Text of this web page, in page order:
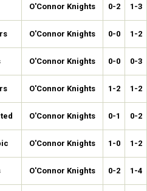
O'Connor Knights 0-2 1-3
O'Connor Knights 0-0 1-2
O'Connor Knights 0-0 0-3
O'Connor Knights 1-2 1-2
O'Connor Knights 0-1 0-2
O'Connor Knights 1-0 1-2
O'Connor Knights 0-2 1-4